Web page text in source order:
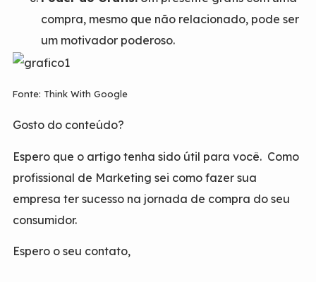
compra, mesmo que não relacionado, pode ser
um motivador poderoso.
Fonte: Think With Google
Gosto do conteúdo?
Espero que o artigo tenha sido útil para você. Como
profissional de Marketing sei como fazer sua
empresa ter sucesso na jornada de compra do seu
consumidor.
Espero o seu contato,